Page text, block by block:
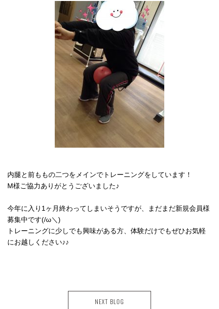
内腿と前ももの二つをメインでトレーニングをしています！
M様ご協力ありがとうございました♪
今年に入り1ヶ月終わってしまいそうですが、まだまだ新規会員様
募集中です(/ω＼)
トレーニングに少しでも興味がある方、体験だけでもぜひお気軽
にお越しください♪♪
NEXT BLOG